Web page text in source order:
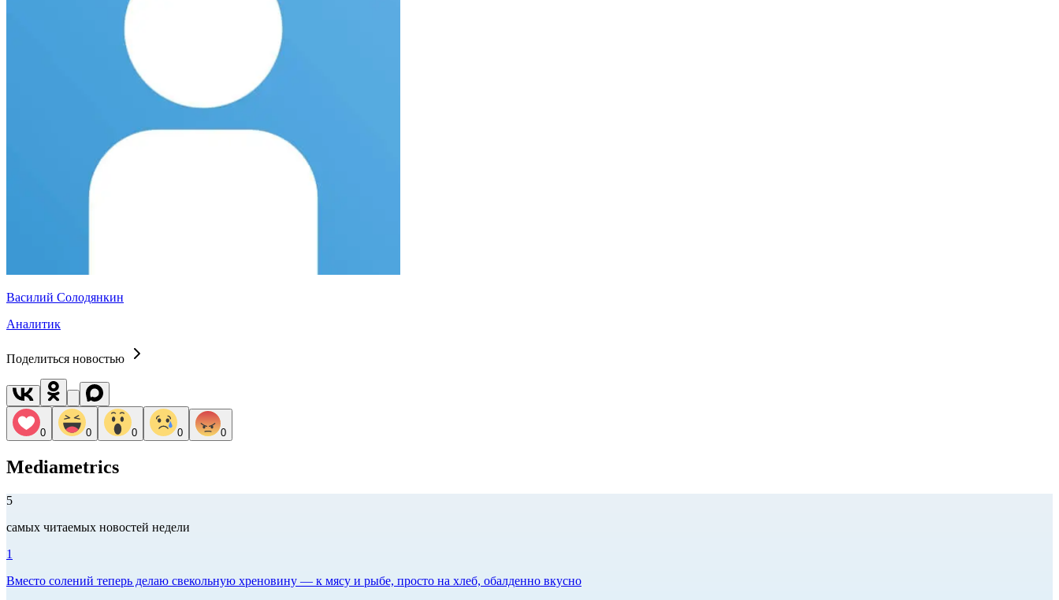
Василий Солодянкин
Аналитик
Поделиться новостью
0 0 0 0 0
Mediametrics
5
самых читаемых новостей недели
1
Вместо солений теперь делаю свекольную хреновину — к мясу и рыбе, просто на хлеб, обалденно вкусно